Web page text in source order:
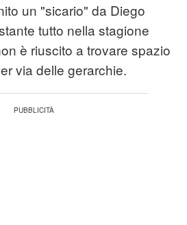
un "sicario" da Diego
tutto nella stagione
è riuscito a trovare spazio
via delle gerarchie.